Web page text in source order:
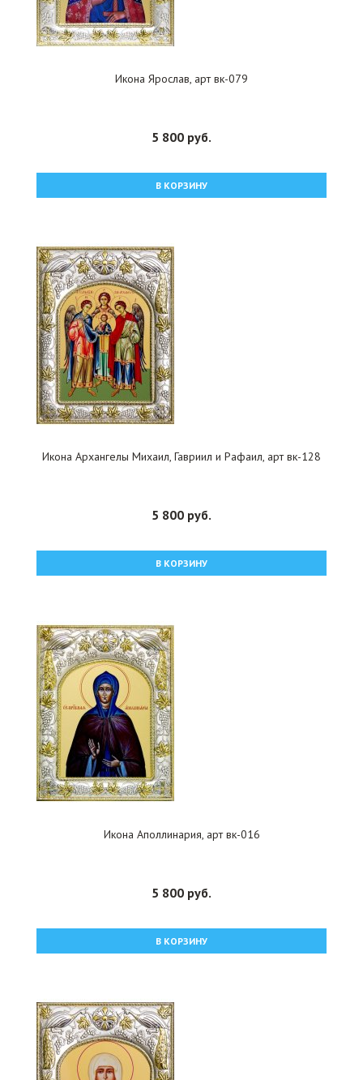
Икона Ярослав, арт вк-079
5 800 руб.
В КОРЗИНУ
Икона Архангелы Михаил, Гавриил и Рафаил, арт вк-128
5 800 руб.
В КОРЗИНУ
Икона Аполлинария, арт вк-016
5 800 руб.
В КОРЗИНУ